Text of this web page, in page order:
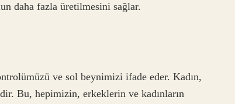
daha fazla üretilmesini sağlar.
ve sol beynimizi ifade eder. Kadın,
Bu, hepimizin, erkeklerin ve kadınların